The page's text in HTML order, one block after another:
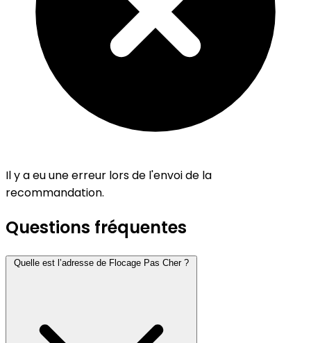
Il y a eu une erreur lors de l'envoi de la
recommandation.
Questions fréquentes
Quelle est l’adresse de Flocage Pas Cher ?